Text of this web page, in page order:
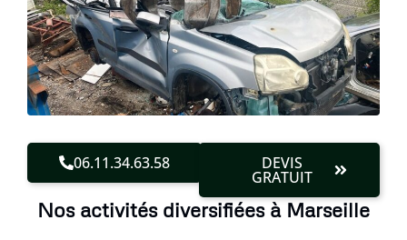
06.11.34.63.58 DEVIS
GRATUIT
Nos activités diversifiées à Marseille